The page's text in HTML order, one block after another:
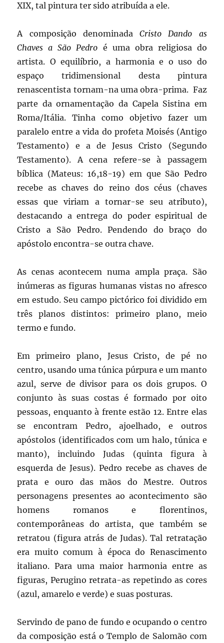
XIX, tal pintura ter sido atribuída a ele.
A composição denominadaCristo Dando as
Chaves a São Pedro é uma obra religiosa do
artista. O equilíbrio, a harmonia e o uso do
espaço tridimensional desta pintura
renascentista tornam-na uma obra-prima. Faz
parte da ornamentação da Capela Sistina em
Roma/Itália. Tinha como objetivo fazer um
paralelo entre a vida do profeta Moisés (Antigo
Testamento) e a de Jesus Cristo (Segundo
Testamento). A cena refere-se à passagem
bíblica (Mateus: 16,18-19) em que São Pedro
recebe as chaves do reino dos céus (chaves
essas que viriam a tornar-se seu atributo),
destacando a entrega do poder espiritual de
Cristo a São Pedro. Pendendo do braço do
apóstolo encontra-se outra chave.
As cenas acontecem numa ampla praça. São
inúmeras as figuras humanas vistas no afresco
em estudo. Seu campo pictórico foi dividido em
três planos distintos: primeiro plano, meio
termo e fundo.
Em primeiro plano, Jesus Cristo, de pé no
centro, usando uma túnica púrpura e um manto
azul, serve de divisor para os dois grupos. O
conjunto às suas costas é formado por oito
pessoas, enquanto à frente estão 12. Entre elas
se encontram Pedro, ajoelhado, e outros
apóstolos (identificados com um halo, túnica e
manto), incluindo Judas (quinta figura à
esquerda de Jesus). Pedro recebe as chaves de
prata e ouro das mãos do Mestre. Outros
personagens presentes ao acontecimento são
homens romanos e florentinos,
contemporâneas do artista, que também se
retratou (figura atrás de Judas). Tal retratação
era muito comum à época do Renascimento
italiano. Para uma maior harmonia entre as
figuras, Perugino retrata-as repetindo as cores
(azul, amarelo e verde) e suas posturas.
Servindo de pano de fundo e ocupando o centro
da composição está o Templo de Salomão com